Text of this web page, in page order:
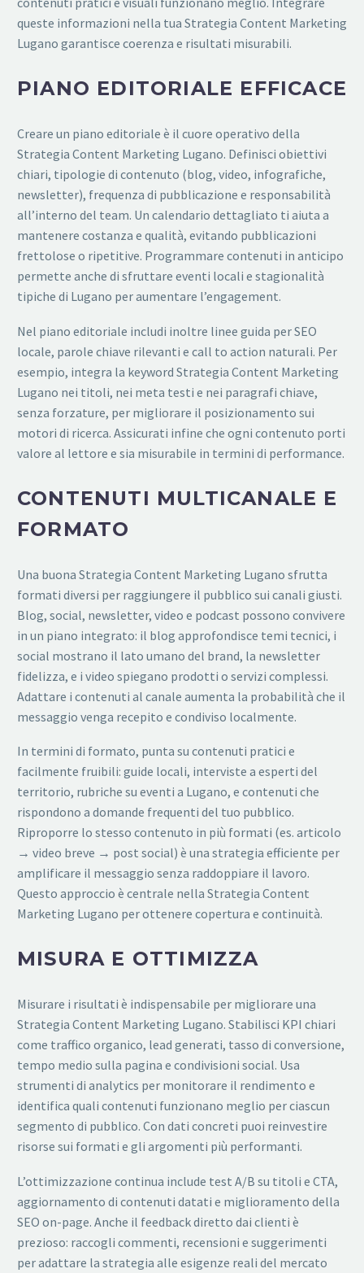
queste informazioni nella tua Strategia Content Marketing
Lugano garantisce coerenza e risultati misurabili.
PIANO EDITORIALE EFFICACE
Creare un piano editoriale è il cuore operativo della
Strategia Content Marketing Lugano. Definisci obiettivi
chiari, tipologie di contenuto (blog, video, infografiche,
newsletter), frequenza di pubblicazione e responsabilità
all’interno del team. Un calendario dettagliato ti aiuta a
mantenere costanza e qualità, evitando pubblicazioni
frettolose o ripetitive. Programmare contenuti in anticipo
permette anche di sfruttare eventi locali e stagionalità
tipiche di Lugano per aumentare l’engagement.
Nel piano editoriale includi inoltre linee guida per SEO
locale, parole chiave rilevanti e call to action naturali. Per
esempio, integra la keyword Strategia Content Marketing
Lugano nei titoli, nei meta testi e nei paragrafi chiave,
senza forzature, per migliorare il posizionamento sui
motori di ricerca. Assicurati infine che ogni contenuto porti
valore al lettore e sia misurabile in termini di performance.
CONTENUTI MULTICANALE E
FORMATO
Una buona Strategia Content Marketing Lugano sfrutta
formati diversi per raggiungere il pubblico sui canali giusti.
Blog, social, newsletter, video e podcast possono convivere
in un piano integrato: il blog approfondisce temi tecnici, i
social mostrano il lato umano del brand, la newsletter
fidelizza, e i video spiegano prodotti o servizi complessi.
Adattare i contenuti al canale aumenta la probabilità che il
messaggio venga recepito e condiviso localmente.
In termini di formato, punta su contenuti pratici e
facilmente fruibili: guide locali, interviste a esperti del
territorio, rubriche su eventi a Lugano, e contenuti che
rispondono a domande frequenti del tuo pubblico.
Riproporre lo stesso contenuto in più formati (es. articolo
→ video breve → post social) è una strategia efficiente per
amplificare il messaggio senza raddoppiare il lavoro.
Questo approccio è centrale nella Strategia Content
Marketing Lugano per ottenere copertura e continuità.
MISURA E OTTIMIZZA
Misurare i risultati è indispensabile per migliorare una
Strategia Content Marketing Lugano. Stabilisci KPI chiari
come traffico organico, lead generati, tasso di conversione,
tempo medio sulla pagina e condivisioni social. Usa
strumenti di analytics per monitorare il rendimento e
identifica quali contenuti funzionano meglio per ciascun
segmento di pubblico. Con dati concreti puoi reinvestire
risorse sui formati e gli argomenti più performanti.
L’ottimizzazione continua include test A/B su titoli e CTA,
aggiornamento di contenuti datati e miglioramento della
SEO on-page. Anche il feedback diretto dai clienti è
prezioso: raccogli commenti, recensioni e suggerimenti
per adattare la strategia alle esigenze reali del mercato